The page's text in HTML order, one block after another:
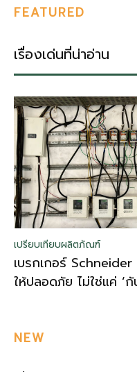
FEATURED
เรื่องเด่นที่น่าอ่าน
เปรียบเทียบผลิตภัณฑ์
เบรกเกอร์
ให้ปลอดภัย ไม่ใช่แค่ ‘
NEW